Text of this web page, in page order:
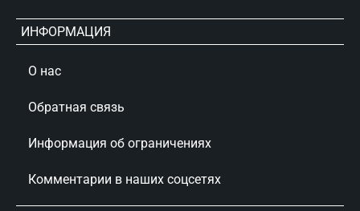
ИНФОРМАЦИЯ
О нас
Обратная связь
Информация об ограничениях
Комментарии в наших соцсетях